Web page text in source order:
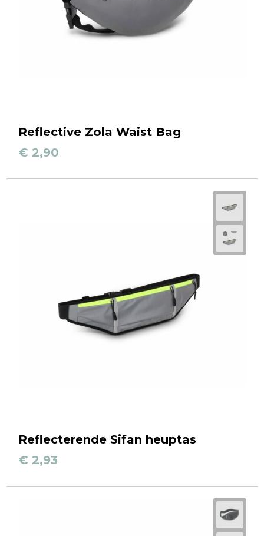
Reflective Zola Waist Bag
€ 2,90
Reflecterende Sifan heuptas
€ 2,93